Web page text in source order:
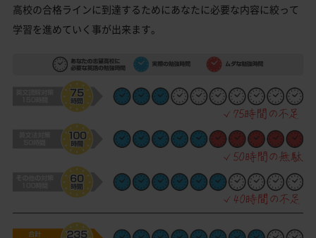
高校の合格ラインに到達するためにあなたに必要な内容に絞って
学習を進めていく事が出来ます。